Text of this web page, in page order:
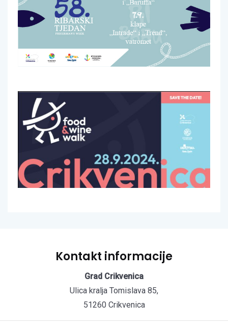
Kontakt informacije
Grad Crikvenica
Ulica kralja Tomislava 85,
51260 Crikvenica